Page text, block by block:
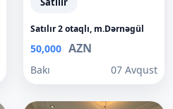
Satılır 2 otaqlı, m.Dərnəgül
50,000 AZN
Bakı 07 Avqust